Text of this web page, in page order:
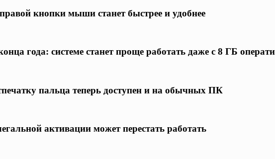
кнопки мыши станет быстрее и удобнее
года: системе станет проще работать даже с 8 ГБ
пальца теперь доступен и на обычных ПК
активации может перестать работать